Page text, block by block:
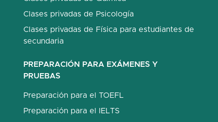
Clases privadas de Psicología
Clases privadas de Física para estudiantes de
secundaria
PREPARACIÓN PARA EXÁMENES Y
PRUEBAS
Preparación para el TOEFL
Preparación para el IELTS